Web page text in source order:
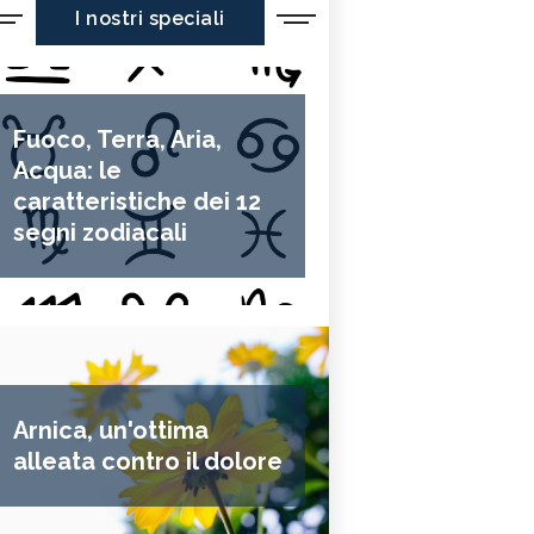
I nostri speciali
Fuoco, Terra, Aria,
Acqua: le
caratteristiche dei 12
segni zodiacali
Arnica, un'ottima
alleata contro il dolore